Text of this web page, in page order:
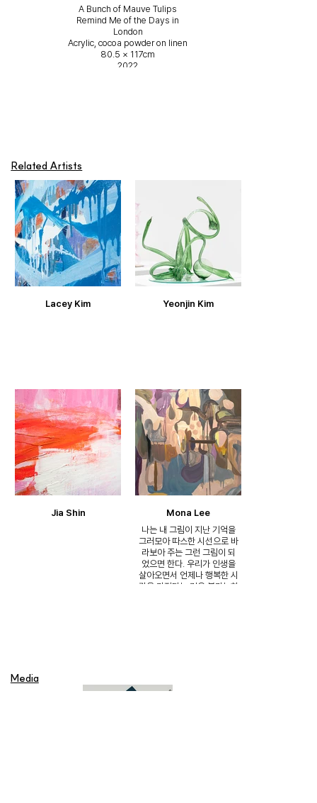
A Bunch of Mauve Tulips
Remind Me of the Days in
London
Acrylic, cocoa powder on linen
80.5 × 117cm
2022
I Waited Rain to Ease off
Acrylic, cinnamon powder on
pillow cover
53 × 65cm
2022
(L) Pink Caffein_5
Acrylic, oil pastel, charcoal on
canvas
91 × 91cm
2023
いけばな:이케바나
Heat-resistant glass
50 × 30 × 30cm
2022
Abstraction
Heat-resistant glass
16 × 45 × 45cm
2023
Merry Christmas
Heat-resistant glass
37 × 30 × 40cm
2023
Nearly 3
Oil on canvas
45.5 × 45.5cm
2023
A Bunch of Mauve Tulips
Remind Me of the Days in
London
Acrylic, cocoa powder on linen
80.5 × 117cm
2022
I Waited Rain to Ease off
Acrylic, cinnamon powder on
pillow cover
53 × 65cm
2022
(L) Pink Caffein_5
Acrylic, oil pastel, charcoal on
canvas
91 × 91cm
2023
いけばな:이케바나
Heat-resistant glass
50 × 30 × 30cm
2022
Abstraction
Heat-resistant glass
16 × 45 × 45cm
2023
Merry Christmas
Heat-resistant glass
37 × 30 × 40cm
2023
Nearly 3
Oil on canvas
45.5 × 45.5cm
2023
A Bunch of Mauve Tulips
Remind Me of the Days in
London
Acrylic, cocoa powder on linen
80.5 × 117cm
2022
I Waited Rain to Ease off
Acrylic, cinnamon powder on
pillow cover
53 × 65cm
2022
(L) Pink Caffein_5
Acrylic, oil pastel, charcoal on
canvas
91 × 91cm
2023
いけばな:이케바나
Heat-resistant glass
50 × 30 × 30cm
2022
Abstraction
Heat-resistant glass
16 × 45 × 45cm
2023
Merry Christmas
Heat-resistant glass
37 × 30 × 40cm
2023
Nearly 3
Oil on canvas
45.5 × 45.5cm
2023
A Bunch of Mauve Tulips
Remind Me of the Days in
London
Acrylic, cocoa powder on linen
80.5 × 117cm
2022
I Waited Rain to Ease off
Acrylic, cinnamon powder on
pillow cover
53 × 65cm
2022
(L) Pink Caffein_5
Acrylic, oil pastel, charcoal on
canvas
91 × 91cm
2023
いけばな:이케바나
Heat-resistant glass
50 × 30 × 30cm
2022
Abstraction
Heat-resistant glass
16 × 45 × 45cm
2023
Merry Christmas
Heat-resistant glass
37 × 30 × 40cm
2023
Nearly 3
Oil on canvas
45.5 × 45.5cm
2023
A Bunch of Mauve Tulips
Remind Me of the Days in
London
Acrylic, cocoa powder on linen
80.5 × 117cm
2022
I Waited Rain to Ease off
Acrylic, cinnamon powder on
pillow cover
53 × 65cm
2022
(L) Pink Caffein_5
Acrylic, oil pastel, charcoal on
canvas
91 × 91cm
2023
いけばな:이케바나
Heat-resistant glass
50 × 30 × 30cm
2022
Abstraction
Heat-resistant glass
16 × 45 × 45cm
2023
Merry Christmas
Heat-resistant glass
37 × 30 × 40cm
2023
Nearly 3
Oil on canvas
45.5 × 45.5cm
2023
Related Artists
Lacey Kim Yeonjin Kim
Jia Shin
Mona Lee
나는 내 그림이 지난 기억을
그러모아 따스한 시선으로 바
라보아 주는 그런 그림이 되
었으면 한다. 우리가 인생을
살아오면서 언제나 행복한 시
간을 가진다는 것은 불가능하
지나간 시간을 마음에 옮기
Media